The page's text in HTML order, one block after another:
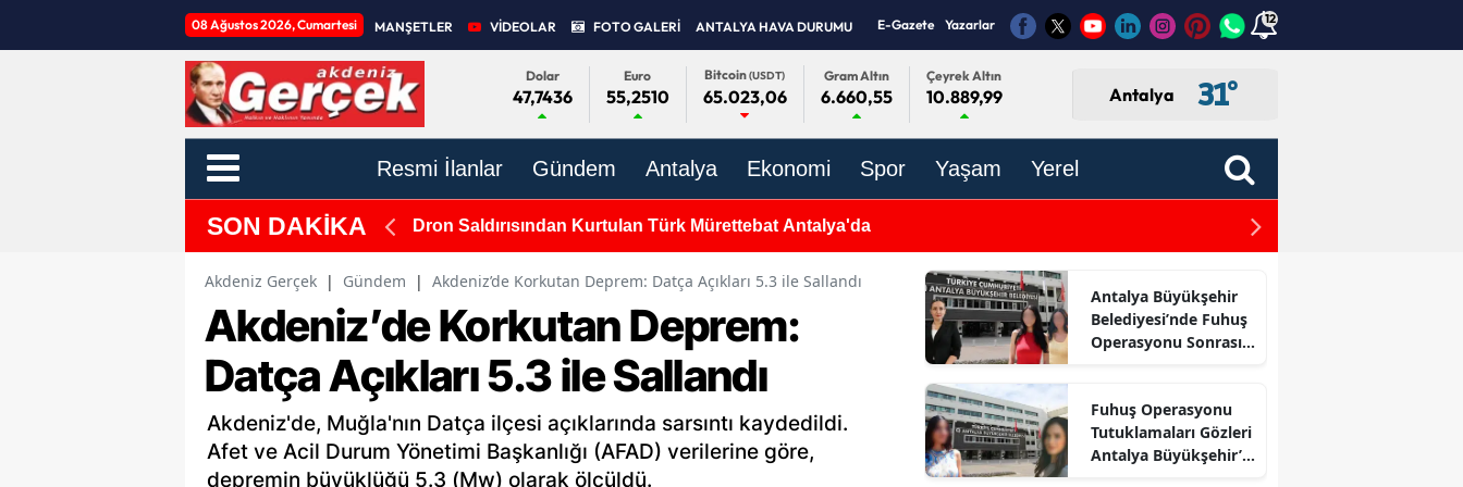
08 Ağustos 2026, Cumartesi MANŞETLER VİDEOLAR FOTO GALERİ ANTALYA HAVA DURUMU E-Gazete Yazarlar 12
Dolar
47,7436
Euro
55,2510
Bitcoin(USDT)
65.023,06
Gram Altın
6.660,55
Çeyrek Altın
10.889,99 Antalya 31°
Resmi İlanlar Gündem Antalya Ekonomi Spor Yaşam Yerel
SON DAKİKA Dron Saldırısından Kurtulan Türk Mürettebat Antalya'da Antalya-Kayseri Hızlı
Akdeniz Gerçek | Gündem | Akdeniz’de Korkutan Deprem: Datça Açıkları 5.3 ile Sallandı
Akdeniz’de Korkutan Deprem:
Datça Açıkları 5.3 ile Sallandı
Akdeniz'de, Muğla'nın Datça ilçesi açıklarında sarsıntı kaydedildi.
Afet ve Acil Durum Yönetimi Başkanlığı (AFAD) verilerine göre,
depremin büyüklüğü 5.3 (Mw) olarak ölçüldü.
Antalya Büyükşehir
Belediyesi’nde Fuhuş
Operasyonu Sonrası
Fuhuş Operasyonu
Tutuklamaları Gözleri
Antalya Büyükşehir’e